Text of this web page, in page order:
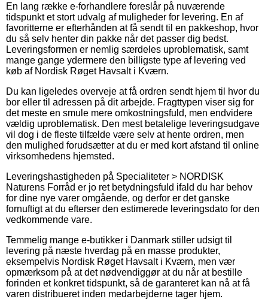
En lang række e-forhandlere foreslår på nuværende
tidspunkt et stort udvalg af muligheder for levering. En af
favoritterne er efterhånden at få sendt til en pakkeshop, hvor
du så selv henter din pakke når det passer dig bedst.
Leveringsformen er nemlig særdeles uproblematisk, samt
mange gange ydermere den billigste type af levering ved
køb af Nordisk Røget Havsalt i Kværn.
Du kan ligeledes overveje at få ordren sendt hjem til hvor du
bor eller til adressen på dit arbejde. Fragttypen viser sig for
det meste en smule mere omkostningsfuld, men endvidere
vældig uproblematisk. Den mest betalelige leveringsudgave
vil dog i de fleste tilfælde være selv at hente ordren, men
den mulighed forudsætter at du er med kort afstand til online
virksomhedens hjemsted.
Leveringshastigheden på Specialiteter > NORDISK
Naturens Forråd er jo ret betydningsfuld ifald du har behov
for dine nye varer omgående, og derfor er det ganske
fornuftigt at du efterser den estimerede leveringsdato for den
vedkommende vare.
Temmelig mange e-butikker i Danmark stiller udsigt til
levering på næste hverdag på en masse produkter,
eksempelvis Nordisk Røget Havsalt i Kværn, men vær
opmærksom på at det nødvendiggør at du når at bestille
forinden et konkret tidspunkt, så de garanteret kan nå at få
varen distribueret inden medarbejderne tager hjem.